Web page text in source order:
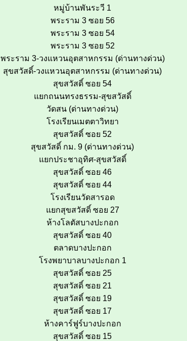
หมู่บ้านพันระวี 1
พระราม 3 ซอย 56
พระราม 3 ซอย 54
พระราม 3 ซอย 52
พระราม 3-วงแหวนอุตสาหกรรม (ด่านทางด่วน)
สุขสวัสดิ์-วงแหวนอุตสาหกรรม (ด่านทางด่วน)
สุขสวัสดิ์ ซอย 54
แยกถนนทรงธรรม-สุขสวัสดิ์
วัดสน (ด่านทางด่วน)
โรงเรียนเมตตาวิทยา
สุขสวัสดิ์ ซอย 52
สุขสวัสดิ์ กม. 9 (ด่านทางด่วน)
แยกประชาอุทิศ-สุขสวัสดิ์
สุขสวัสดิ์ ซอย 46
สุขสวัสดิ์ ซอย 44
โรงเรียนวัดสารอด
แยกสุขสวัสดิ์ ซอย 27
ห้างโลตัสบางปะกอก
สุขสวัสดิ์ ซอย 40
ตลาดบางปะกอก
โรงพยาบาลบางปะกอก 1
สุขสวัสดิ์ ซอย 25
สุขสวัสดิ์ ซอย 21
สุขสวัสดิ์ ซอย 19
สุขสวัสดิ์ ซอย 17
ห้างคาร์ฟูร์บางปะกอก
สุขสวัสดิ์ ซอย 15